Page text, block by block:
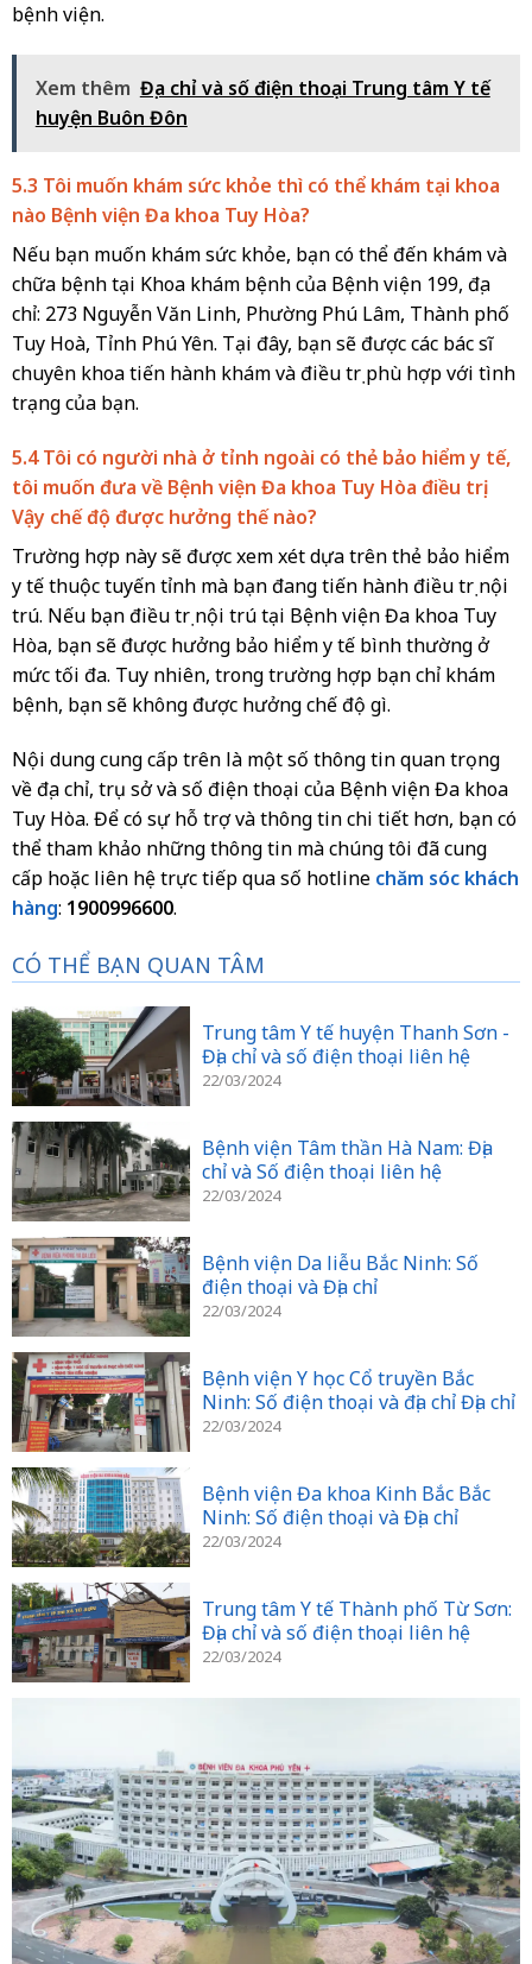
bệnh viện.
Xem thêm Địa chỉ và số điện thoại Trung tâm Y tế
huyện Buôn Đôn
5.3 Tôi muốn khám sức khỏe thì có thể khám tại khoa
nào Bệnh viện Đa khoa Tuy Hòa?
Nếu bạn muốn khám sức khỏe, bạn có thể đến khám và
chữa bệnh tại Khoa khám bệnh của Bệnh viện 199, địa
chỉ: 273 Nguyễn Văn Linh, Phường Phú Lâm, Thành phố
Tuy Hoà, Tỉnh Phú Yên. Tại đây, bạn sẽ được các bác sĩ
chuyên khoa tiến hành khám và điều trị phù hợp với tình
trạng của bạn.
5.4 Tôi có người nhà ở tỉnh ngoài có thẻ bảo hiểm y tế,
tôi muốn đưa về Bệnh viện Đa khoa Tuy Hòa điều trị.
Vậy chế độ được hưởng thế nào?
Trường hợp này sẽ được xem xét dựa trên thẻ bảo hiểm
y tế thuộc tuyến tỉnh mà bạn đang tiến hành điều trị nội
trú. Nếu bạn điều trị nội trú tại Bệnh viện Đa khoa Tuy
Hòa, bạn sẽ được hưởng bảo hiểm y tế bình thường ở
mức tối đa. Tuy nhiên, trong trường hợp bạn chỉ khám
bệnh, bạn sẽ không được hưởng chế độ gì.
Nội dung cung cấp trên là một số thông tin quan trọng
về địa chỉ, trụ sở và số điện thoại của Bệnh viện Đa khoa
Tuy Hòa. Để có sự hỗ trợ và thông tin chi tiết hơn, bạn có
thể tham khảo những thông tin mà chúng tôi đã cung
cấp hoặc liên hệ trực tiếp qua số hotline chăm sóc khách
hàng: 1900996600.
CÓ THỂ BẠN QUAN TÂM
Trung tâm Y tế huyện Thanh Sơn -
Địa chỉ và số điện thoại liên hệ
22/03/2024
Bệnh viện Tâm thần Hà Nam: Địa
chỉ và Số điện thoại liên hệ
22/03/2024
Bệnh viện Da liễu Bắc Ninh: Số
điện thoại và Địa chỉ
22/03/2024
Bệnh viện Y học Cổ truyền Bắc
Ninh: Số điện thoại và địa chỉ Địa chỉ
22/03/2024
Bệnh viện Đa khoa Kinh Bắc Bắc
Ninh: Số điện thoại và Địa chỉ
22/03/2024
Trung tâm Y tế Thành phố Từ Sơn:
Địa chỉ và số điện thoại liên hệ
22/03/2024